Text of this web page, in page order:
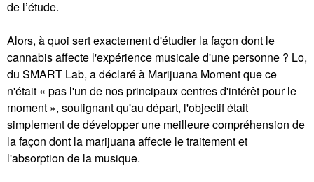
de l’étude.
Alors, à quoi sert exactement d'étudier la façon dont le
cannabis affecte l'expérience musicale d'une personne ? Lo,
du SMART Lab, a déclaré à Marijuana Moment que ce
n'était « pas l'un de nos principaux centres d'intérêt pour le
moment », soulignant qu'au départ, l'objectif était
simplement de développer une meilleure compréhension de
la façon dont la marijuana affecte le traitement et
l'absorption de la musique.